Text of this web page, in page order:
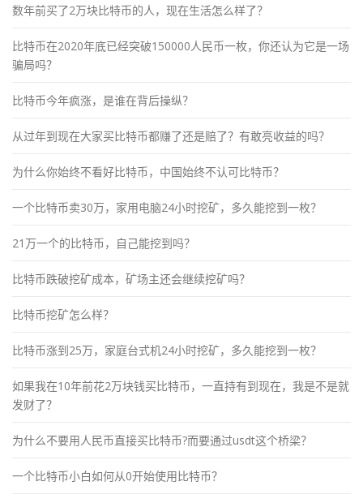
数年前买了2万块比特币的人，现在生活怎么样了？
比特币在2020年底已经突破150000人民币一枚，你还认为它是一场
骗局吗？
比特币今年疯涨，是谁在背后操纵？
从过年到现在大家买比特币都赚了还是赔了？有敢亮收益的吗？
为什么你始终不看好比特币，中国始终不认可比特币？
一个比特币卖30万，家用电脑24小时挖矿，多久能挖到一枚？
21万一个的比特币，自己能挖到吗？
比特币跌破挖矿成本，矿场主还会继续挖矿吗？
比特币挖矿怎么样？
比特币涨到25万，家庭台式机24小时挖矿，多久能挖到一枚？
如果我在10年前花2万块钱买比特币，一直持有到现在，我是不是就
发财了？
为什么不要用人民币直接买比特币?而要通过usdt这个桥梁？
一个比特币小白如何从0开始使用比特币？